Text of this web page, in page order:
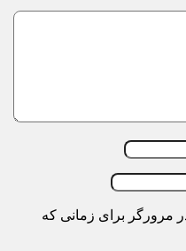
مرورگر برای زمانی که